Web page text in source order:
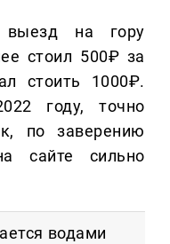
на гору
стоил 500₽ за
стоить 1000₽.
году, точно
по заверению
сайте сильно
водами